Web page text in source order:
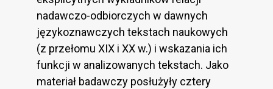
nadawczo-odbiorczych w dawnych
językoznawczych tekstach naukowych
(z przełomu XIX i XX w.) i wskazania ich
funkcji w analizowanych tekstach. Jako
materiał badawczy posłużyły cztery